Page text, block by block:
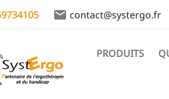
email contact@systergo.fr
PRODUITS